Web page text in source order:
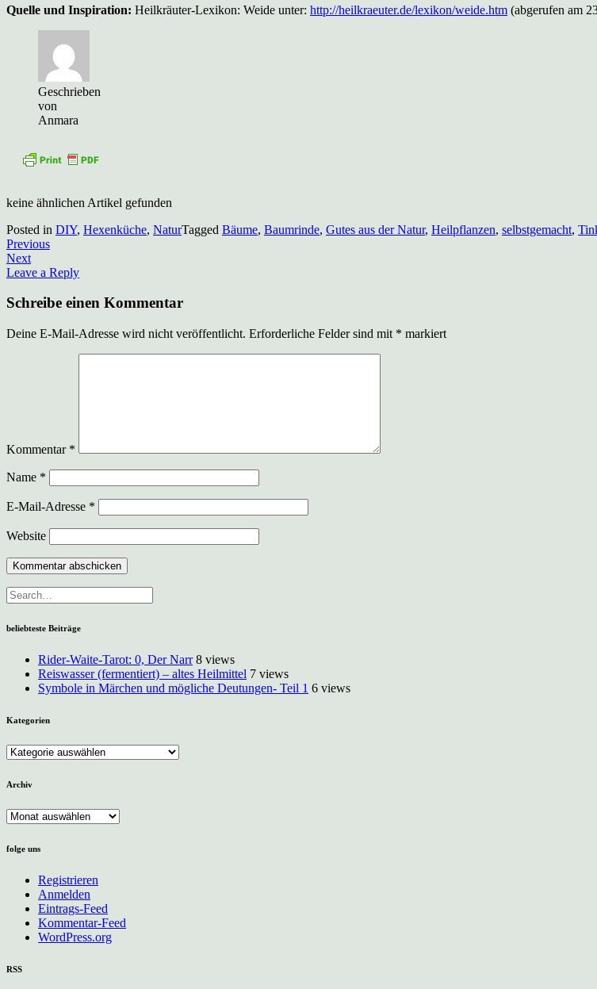
Quelle und Inspiration: Heilkräuter-Lexikon: Weide unter: http://heilkraeuter.de/lexikon/weide.htm (abgerufen am
Geschrieben
von
Anmara
keine ähnlichen Artikel gefunden
Posted in DIY, Hexenküche, NaturTagged Bäume, Baumrinde, Gutes aus der Natur, Heilpflanzen, selbstgemacht,
Beitragsnavigation
Previous
Next
Leave a Reply
Schreibe einen Kommentar
Deine E-Mail-Adresse wird nicht veröffentlicht. Erforderliche Felder sind mit * markiert
Kommentar *
Name *
E-Mail-Adresse *
Website
beliebteste Beiträge
Rider-Waite-Tarot: 0, Der Narr 8 views
Reiswasser (fermentiert) – altes Heilmittel 7 views
Symbole in Märchen und mögliche Deutungen- Teil 1 6 views
Kategorien
Kategorien
Archiv
Archiv
folge uns
Registrieren
Anmelden
Eintrags-Feed
Kommentar-Feed
WordPress.org
RSS